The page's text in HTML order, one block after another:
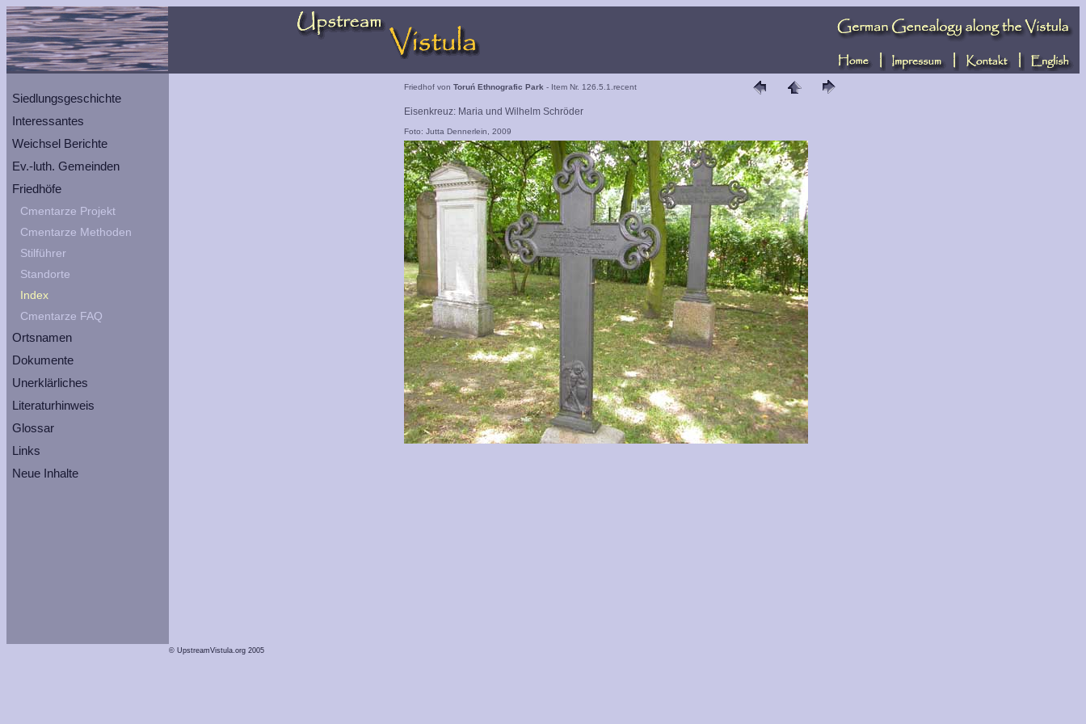
Siedlungsgeschichte
Interessantes
Weichsel Berichte
Ev.-luth. Gemeinden
Friedhöfe
Cmentarze Projekt
Cmentarze Methoden
Stilführer
Standorte
Index
Cmentarze FAQ
Ortsnamen
Dokumente
Unerklärliches
Literaturhinweis
Glossar
Links
Neue Inhalte
Friedhof von Toruń Ethnografic Park - Item Nr. 126.5.1.recent
Eisenkreuz: Maria und Wilhelm Schröder
Foto: Jutta Dennerlein, 2009
© UpstreamVistula.org 2005